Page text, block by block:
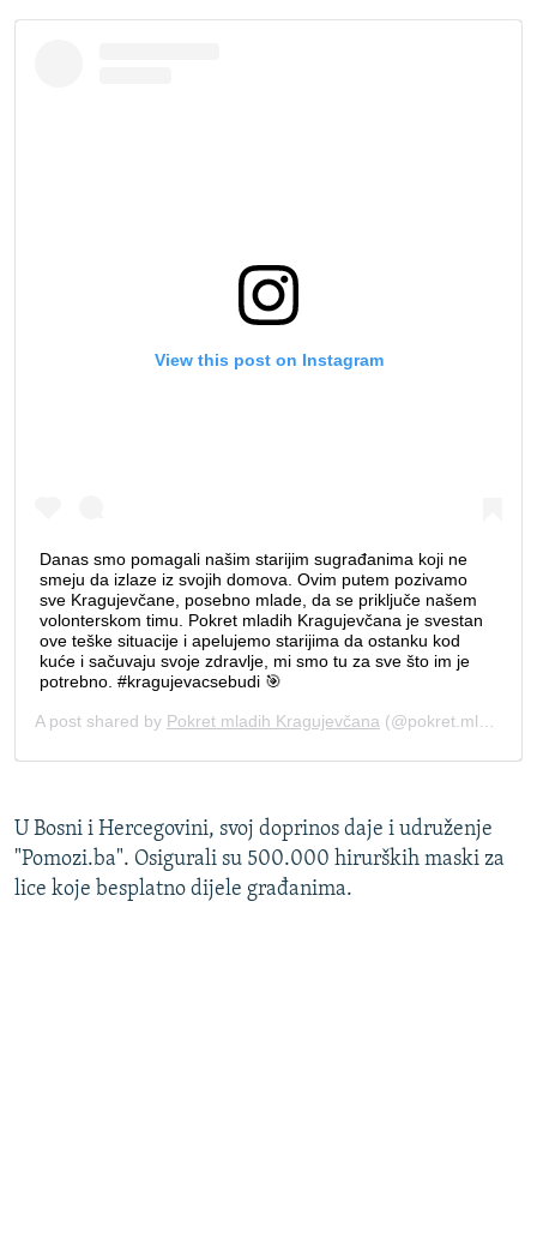
U Bosni i Hercegovini, svoj doprinos daje i udruženje
"Pomozi.ba". Osigurali su 500.000 hirurških maski za
lice koje besplatno dijele građanima.